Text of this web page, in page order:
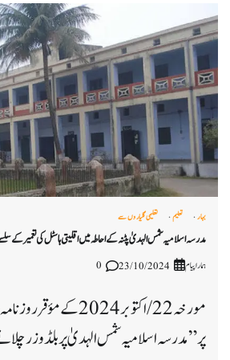
بہار تعلیم تعلیمی گلیاروں سے
مدرسہ اسلامیہ شمس الہدیٰ پٹنہ کے احاطہ میں اقلیتی ہاسٹل کی تعمیر کے
ہمارا پیام 23/10/2024
0
مورخہ 22 / اکتوبر 2024 کے
پر ” مدرسہ اسلامیہ شمس الہدیٰ پر بلڈوزر